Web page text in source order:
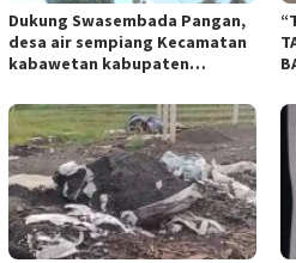
Dukung Swasembada Pangan,
desa air sempiang Kecamatan
kabawetan kabupaten
28 mei 2025